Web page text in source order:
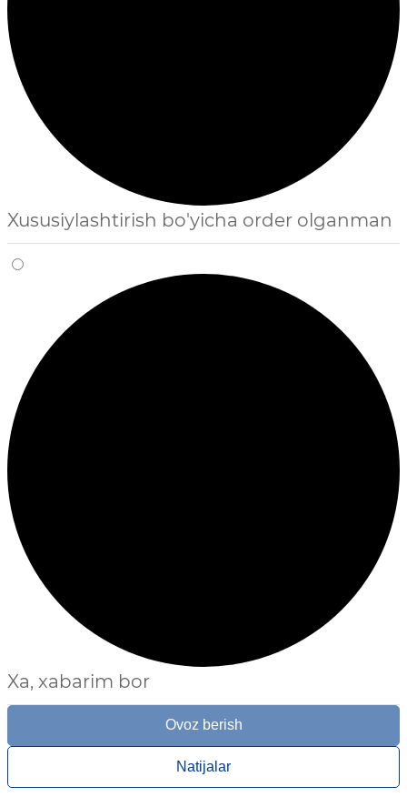
Xususiylashtirish bo'yicha order olganman
Xa, xabarim bor
Ovoz berish
Natijalar